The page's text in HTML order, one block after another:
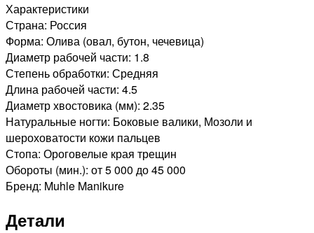
Характеристики
Страна: Россия
Форма: Олива (овал, бутон, чечевица)
Диаметр рабочей части: 1.8
Степень обработки: Средняя
Длина рабочей части: 4.5
Диаметр хвостовика (мм): 2.35
Натуральные ногти: Боковые валики, Мозоли и
шероховатости кожи пальцев
Стопа: Ороговелые края трещин
Обороты (мин.): от 5 000 до 45 000
Бренд: Muhle Manikure
Детали